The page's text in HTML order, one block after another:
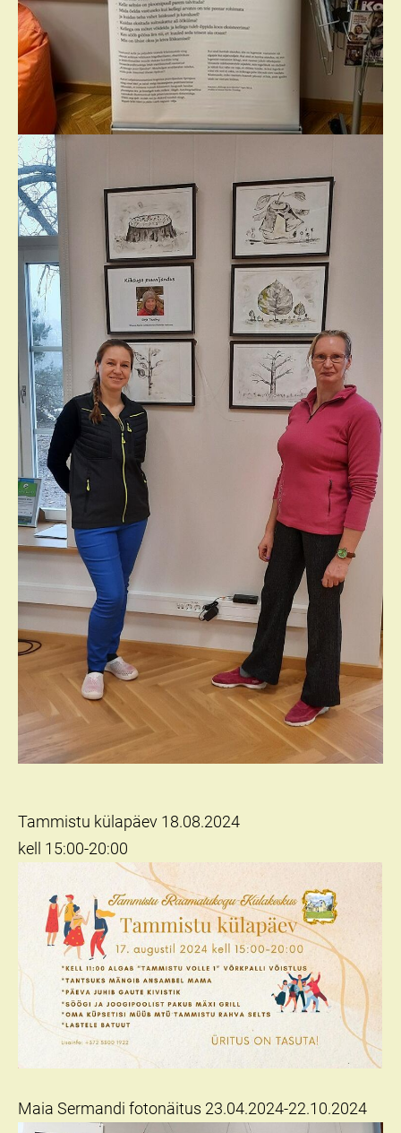
Tammistu külapäev 18.08.2024
kell 15:00-20:00
Maia Sermandi fotonäitus 23.04.2024-22.10.2024